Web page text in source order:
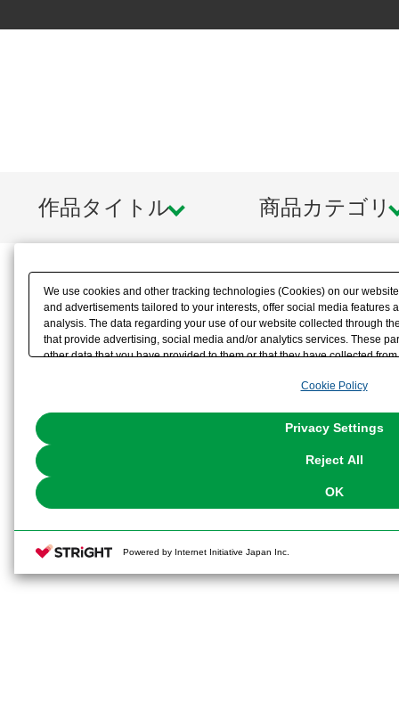
作品タイトル 商品カテゴリ
We use cookies and other tracking technologies (Cookies) on our
and advertisements tailored to your interests, offer social media features
analysis. The data regarding your use of our website collected through
that provide advertising, social media and/or analytics services. These
other data that you have provided to them or that they have collected
the use of all Cookies except for Strictly Necessary Cookies, please
You can change your consent or rejection settings at any time via
Cookie Policy
Privacy Settings
Reject All
OK
Powered by Internet Initiative Japan Inc.